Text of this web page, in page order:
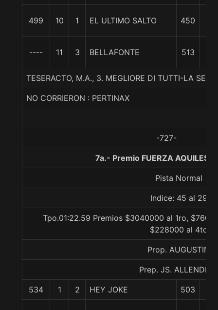
499 10 1 EL ULTIMO SALTO 450
---- 11 3 BELLAFONTE 513
TESERACTO, M.A., 3. MEGLIORE DI TUTTI-LA
NO CORRIERON : PERTINAX
-727-
7a.- Premio FUERZA AQUILES,
Pista Normal
Indice: 45 al 29
Tpo.01:22.59 Premios $3040000 al 1ro,
$228000 al 4to
Prop. AUGUSTIN
Prep. JS. ALLENDE F.
534 1 2 HEY JOKE 503